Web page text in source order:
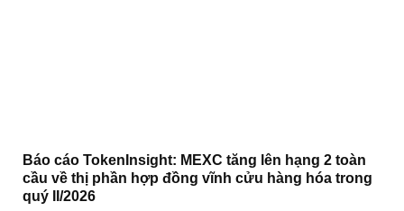
Báo cáo TokenInsight: MEXC tăng lên hạng 2 toàn
cầu về thị phần hợp đồng vĩnh cửu hàng hóa trong
quý II/2026